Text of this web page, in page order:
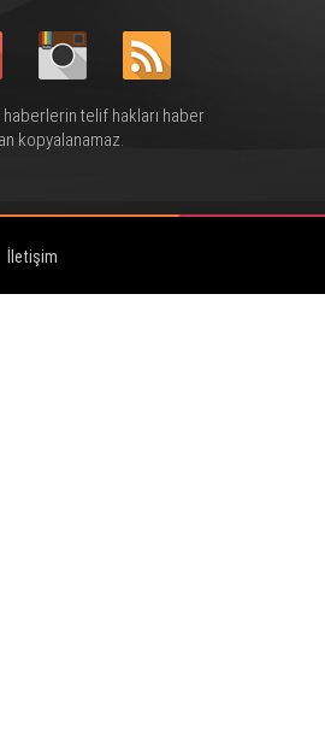
telif hakları haber
kopyalanamaz.
İletişim